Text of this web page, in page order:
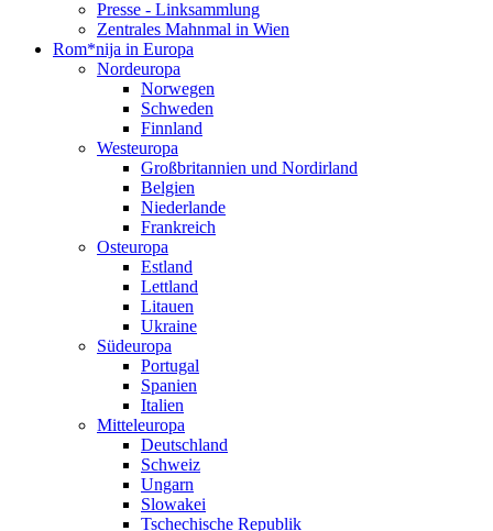
Presse - Linksammlung
Zentrales Mahnmal in Wien
Rom*nija in Europa
Nordeuropa
Norwegen
Schweden
Finnland
Westeuropa
Großbritannien und Nordirland
Belgien
Niederlande
Frankreich
Osteuropa
Estland
Lettland
Litauen
Ukraine
Südeuropa
Portugal
Spanien
Italien
Mitteleuropa
Deutschland
Schweiz
Ungarn
Slowakei
Tschechische Republik